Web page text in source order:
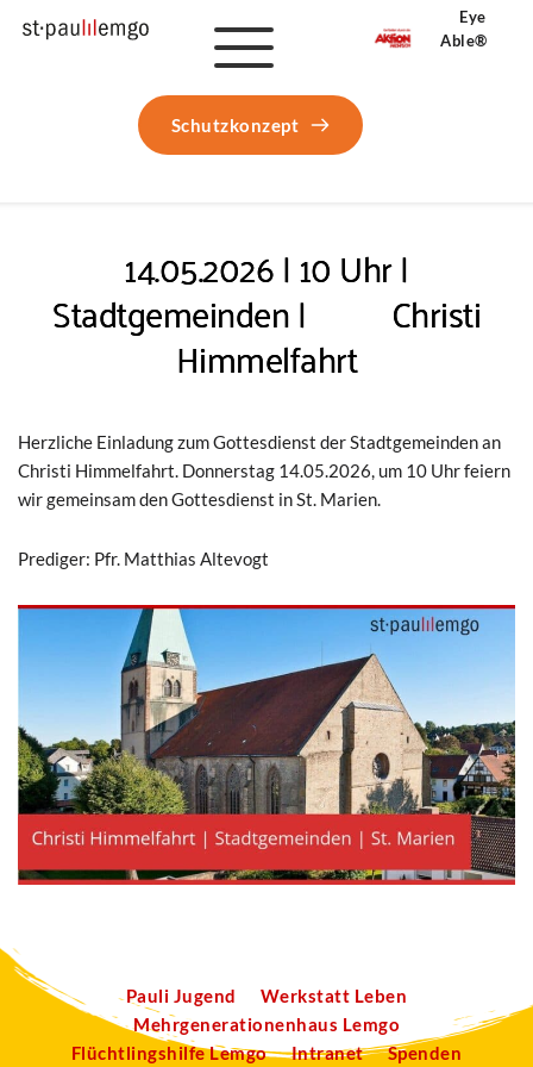
Schutzkonzept
Eye
Able®
14.05.2026 | 10 Uhr |
Stadtgemeinden | Christi
Himmelfahrt
Herzliche Einladung zum Gottesdienst der Stadtgemeinden an
Christi Himmelfahrt. Donnerstag 14.05.2026, um 10 Uhr feiern
wir gemeinsam den Gottesdienst in St. Marien.
Prediger: Pfr. Matthias Altevogt
Pauli Jugend
Werkstatt Leben
Mehrgenerationenhaus Lemgo
Flüchtlingshilfe Lemgo
Intranet Spenden